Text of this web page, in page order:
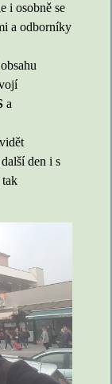
i osobně se
a odborníky
a
den i s